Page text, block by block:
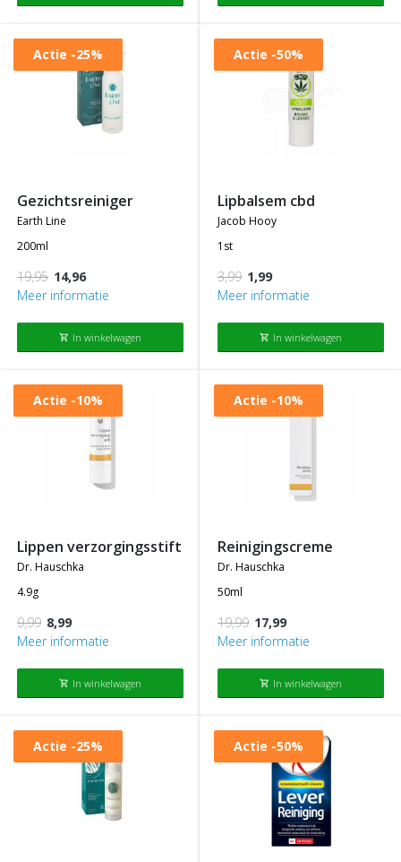
Actie -25%
gezichtsreiniger
earth line
200ml
19,95 14,96
Meer informatie
shopping_cart In winkelwagen
Actie -50%
lipbalsem cbd
jacob hooy
1st
3,99 1,99
Meer informatie
shopping_cart In winkelwagen
Actie -10%
lippen verzorgingsstift
dr. hauschka
4.9g
9,99 8,99
Meer informatie
shopping_cart In winkelwagen
Actie -10%
reinigingscreme
dr. hauschka
50ml
19,99 17,99
Meer informatie
shopping_cart In winkelwagen
Actie -25% Actie -50%